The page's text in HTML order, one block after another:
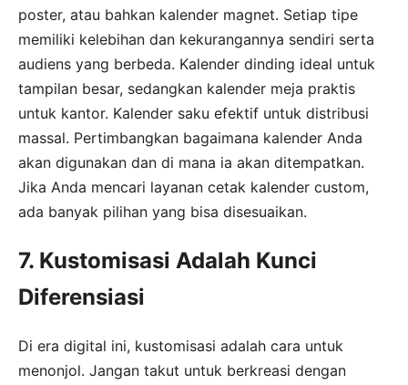
poster, atau bahkan kalender magnet. Setiap tipe
memiliki kelebihan dan kekurangannya sendiri serta
audiens yang berbeda. Kalender dinding ideal untuk
tampilan besar, sedangkan kalender meja praktis
untuk kantor. Kalender saku efektif untuk distribusi
massal. Pertimbangkan bagaimana kalender Anda
akan digunakan dan di mana ia akan ditempatkan.
Jika Anda mencari layanan cetak kalender custom,
ada banyak pilihan yang bisa disesuaikan.
7. Kustomisasi Adalah Kunci
Diferensiasi
Di era digital ini, kustomisasi adalah cara untuk
menonjol. Jangan takut untuk berkreasi dengan